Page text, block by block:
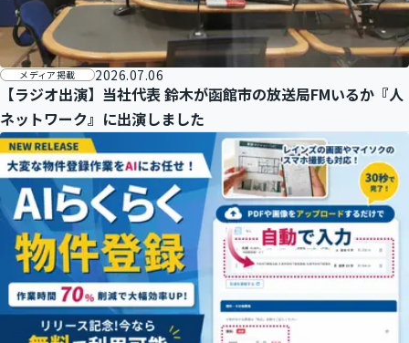
【ラジオ出演】当社代表 鈴木が函館市の放送局FMいるか『人
ネットワーク』に出演しました
メディア掲載 2026.07.06